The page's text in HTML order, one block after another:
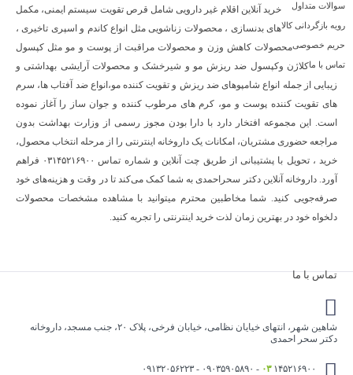
سوالات متداول
رویه بازگردانی کالا
حریم خصوصی
تماس با ما
خرید آنلاین اقلام غیر دارویی شامل قرص تقویت سیستم ایمنی، مکمل
های بدنسازی ، محصولات زناشویی مثل انواع کاندم و اسپری تاخیری ،
محصولات کاهش وزن و محصولات مراقبت از پوست و مو مثل کپسول
کلاژن وکپسول ضد ریزش مو و شیرخشک و محصولات آرایشی بهداشتی و
زیبایی از جمله انواع شامپوهای ضد ریزش و تقویت کننده مو،انواع ضد آفتاب ها، سرم
های تقویت کننده پوست و مو، کرم های مرطوب کننده و جوان ساز را آغاز نموده
است. این مجموعه افتخار دارد با دارا بودن مجوز رسمی از وزارت بهداشت بدون
مراجعه حضوری مشتریان، امکانات یک داروخانه اینترنتی را از مرحله انتخاب محصول،
خرید ، تحویل با پشتیبانی از طریق چت آنلاین و شماره تماس ۰۳۱۴۵۲۱۶۹۰۰ فراهم
آورد. داروخانه آنلاین دکتر سحراحمدی به شما کمک می‌کند تا در وقت و هزینه‌های خود
صرفه‌جویی کنید. شما مخاطبین محترم میتوانید با مشاهده مشخصات محصولات
دلخواه خود در بهترین زمان لذت خرید اینترنتی را تجربه کنید.
تماس با ما
شاهین شهر، انتهای خیایان نظامی، خیابان فرخی، پلاک ۲۰، جنب مسجد، داروخانه
دکتر سحر احمدی
۰۳ ۱۴۵۲۱۶۹۰۰ - ۰۹۰۳۵۹۰۵۸۹۰ - ۰۹۱۳۲۰۵۶۲۲۳